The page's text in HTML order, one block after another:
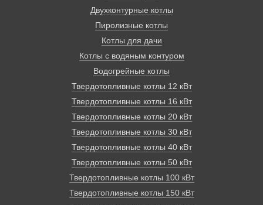
Двухконтурные котлы
Пиролизные котлы
Котлы для дачи
Котлы с водяным контуром
Водогрейные котлы
Твердотопливные котлы 12 кВт
Твердотопливные котлы 16 кВт
Твердотопливные котлы 20 кВт
Твердотопливные котлы 30 кВт
Твердотопливные котлы 40 кВт
Твердотопливные котлы 50 кВт
Твердотопливные котлы 100 кВт
Твердотопливные котлы 150 кВт